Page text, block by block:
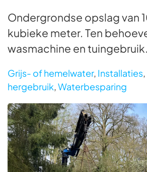
Ondergrondse opslag van
kubieke meter. Ten
wasmachine en tuingebruik.
Grijs- of hemelwater, Installaties,
hergebruik,Waterbesparing